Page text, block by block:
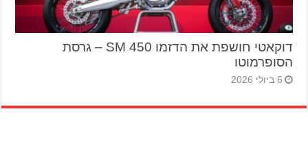
דוקאטי חושפת את הדזמו 450 SM – גרסת
הסופרמוטו
6 ביולי 2026